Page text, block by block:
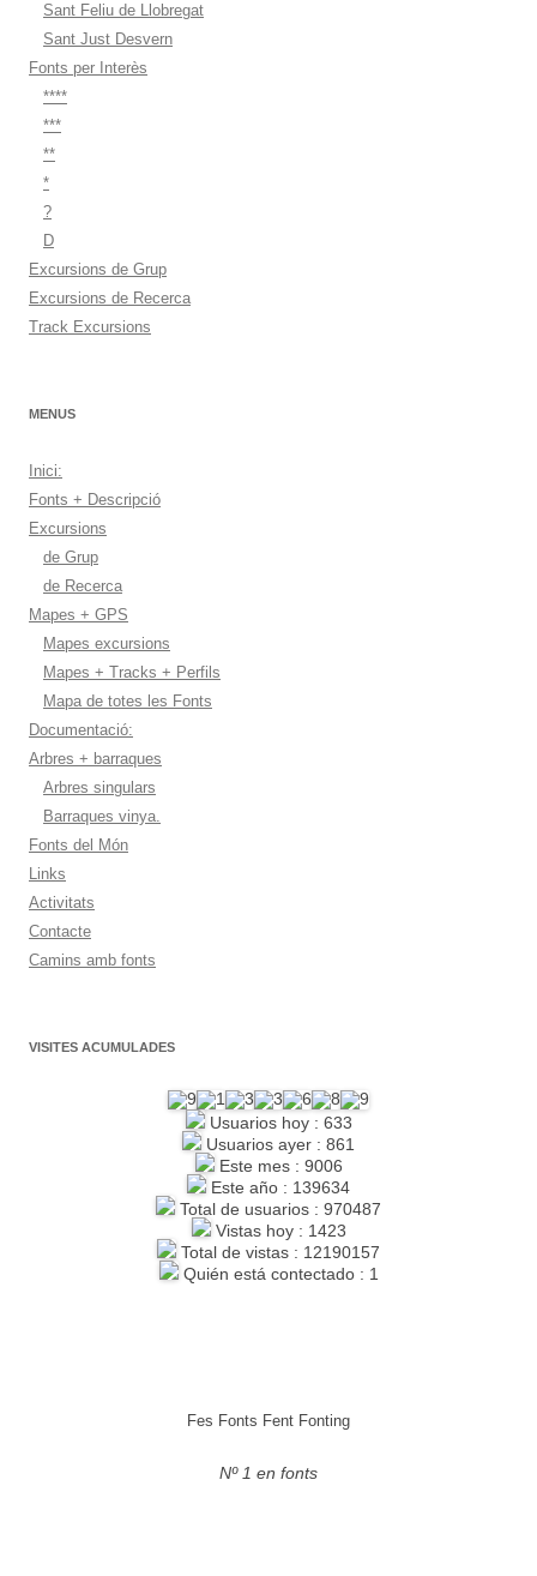
Sant Feliu de Llobregat
Sant Just Desvern
Fonts per Interès
****
***
**
*
?
D
Excursions de Grup
Excursions de Recerca
Track Excursions
MENUS
Inici:
Fonts + Descripció
Excursions
de Grup
de Recerca
Mapes + GPS
Mapes excursions
Mapes + Tracks + Perfils
Mapa de totes les Fonts
Documentació:
Arbres + barraques
Arbres singulars
Barraques vinya.
Fonts del Món
Links
Activitats
Contacte
Camins amb fonts
VISITES ACUMULADES
Usuarios hoy : 633
Usuarios ayer : 861
Este mes : 9006
Este año : 139634
Total de usuarios : 970487
Vistas hoy : 1423
Total de vistas : 12190157
Quién está contectado : 1
Fes Fonts Fent Fonting
Nº 1 en fonts